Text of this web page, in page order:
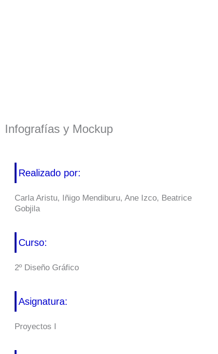
Infografías y Mockup
Realizado por:
Carla Aristu, Iñigo Mendiburu, Ane Izco, Beatrice
Gobjila
Curso:
2º Diseño Gráfico
Asignatura:
Proyectos I